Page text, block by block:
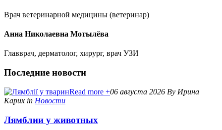
Врач ветеринарной медицины (ветеринар)
Анна Николаевна Мотылёва
Главврач, дерматолог, хирург, врач УЗИ
Последние новости
Read more +06 августа 2026 By Ирина
Карих in Новости
Лямблии у животных